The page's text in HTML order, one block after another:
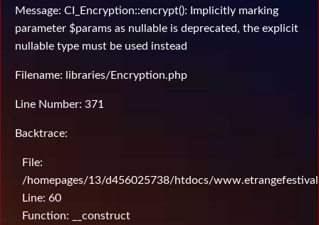
Message: CI_Encryption::encrypt(): Implicitly marking
parameter $params as nullable is deprecated, the explicit
nullable type must be used instead
Filename: libraries/Encryption.php
Line Number: 371
Backtrace:
File:
/homepages/13/d456025738/htdocs/
Line: 60
Function: __construct